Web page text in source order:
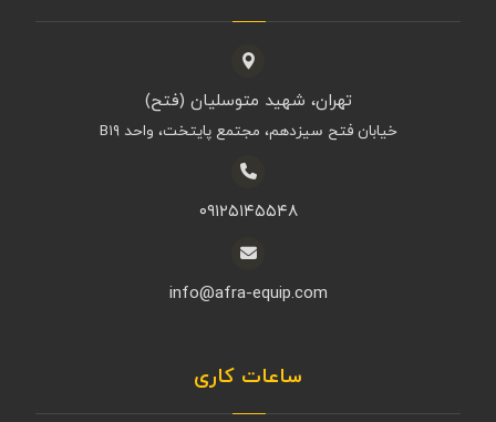
تهران، شهید متوسلیان (فتح)
خیابان فتح سیزدهم، مجتمع پایتخت، واحد B۱۹
۰۹۱۲۵۱۴۵۵۴۸
info@afra-equip.com
ساعات کاری